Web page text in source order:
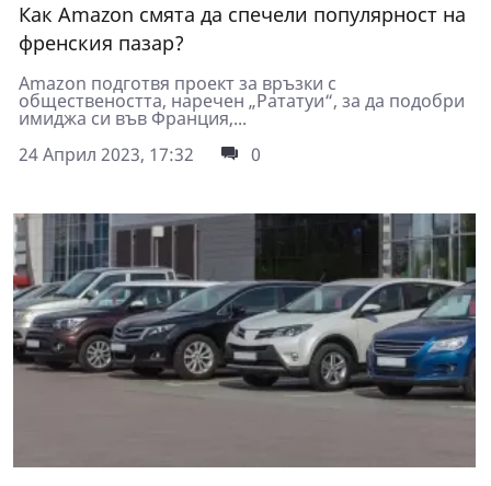
Как Amazon смята да спечели популярност на
френския пазар?
Amazon подготвя проект за връзки с
обществеността, наречен „Рататуи“, за да подобри
имиджа си във Франция,...
24 Април 2023, 17:32
0